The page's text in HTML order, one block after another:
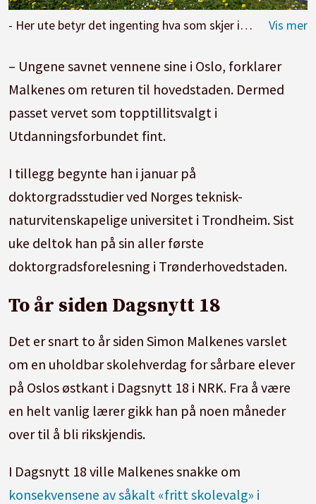
- Her ute betyr det ingenting hva som skjer i Osloskolen. Her kan jeg koble av, sier Malkenes.
– Ungene savnet vennene sine i Oslo, forklarer
Malkenes om returen til hovedstaden. Dermed
passet vervet som topptillitsvalgt i
Utdanningsforbundet fint.
I tillegg begynte han i januar på
doktorgradsstudier ved Norges teknisk-
naturvitenskapelige universitet i Trondheim. Sist
uke deltok han på sin aller første
doktorgradsforelesning i Trønderhovedstaden.
To år siden Dagsnytt 18
Det er snart to år siden Simon Malkenes varslet
om en uholdbar skolehverdag for sårbare elever
på Oslos østkant i Dagsnytt 18 i NRK. Fra å være
en helt vanlig lærer gikk han på noen måneder
over til å bli rikskjendis.
I Dagsnytt 18 ville Malkenes snakke om
konsekvensene av såkalt «fritt skolevalg» i